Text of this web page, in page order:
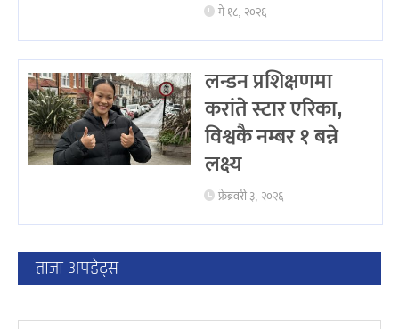
मे १८, २०२६
लन्डन प्रशिक्षणमा
करांते स्टार एरिका,
विश्वकै नम्बर १ बन्ने
लक्ष्य
फ्रेब्रवरी ३, २०२६
ताजा अपडेट्स